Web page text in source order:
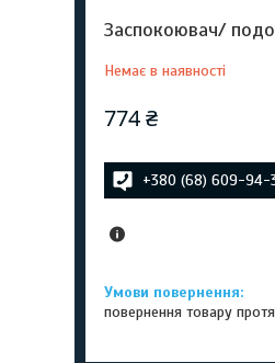
Заспокоювач/
Немає в наявності
774 ₴
+380 (68) 609-94-
повернення товару